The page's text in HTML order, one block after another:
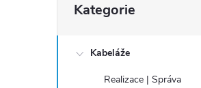
s
kategorie
Kategorie
Kabeláže
Realizace | Správa